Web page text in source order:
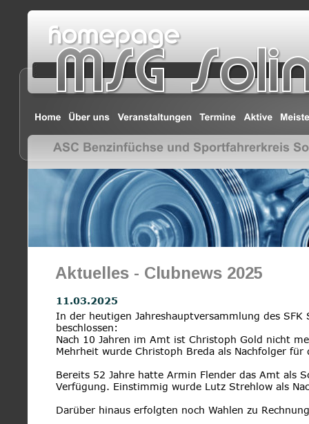
Aktuelles - Clubnews 2025
11.03.2025
In der heutigen Jahreshauptversammlung des
beschlossen:
Nach 10 Jahren im Amt ist Christoph Gold nicht
Mehrheit wurde Christoph Breda als Nachfolger für
Bereits 52 Jahre hatte Armin Flender das Amt als
Verfügung. Einstimmig wurde Lutz Strehlow als
Darüber hinaus erfolgten noch Wahlen zu